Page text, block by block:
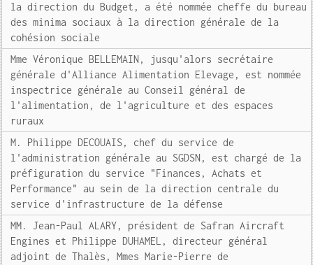
la direction du Budget, a été nommée cheffe du bureau
des minima sociaux à la direction générale de la
cohésion sociale
Mme Véronique BELLEMAIN, jusqu'alors secrétaire
générale d'Alliance Alimentation Elevage, est nommée
inspectrice générale au Conseil général de
l'alimentation, de l'agriculture et des espaces
ruraux
M. Philippe DECOUAIS, chef du service de
l'administration générale au SGDSN, est chargé de la
préfiguration du service "Finances, Achats et
Performance" au sein de la direction centrale du
service d'infrastructure de la défense
MM. Jean-Paul ALARY, président de Safran Aircraft
Engines et Philippe DUHAMEL, directeur général
adjoint de Thalès, Mmes Marie-Pierre de